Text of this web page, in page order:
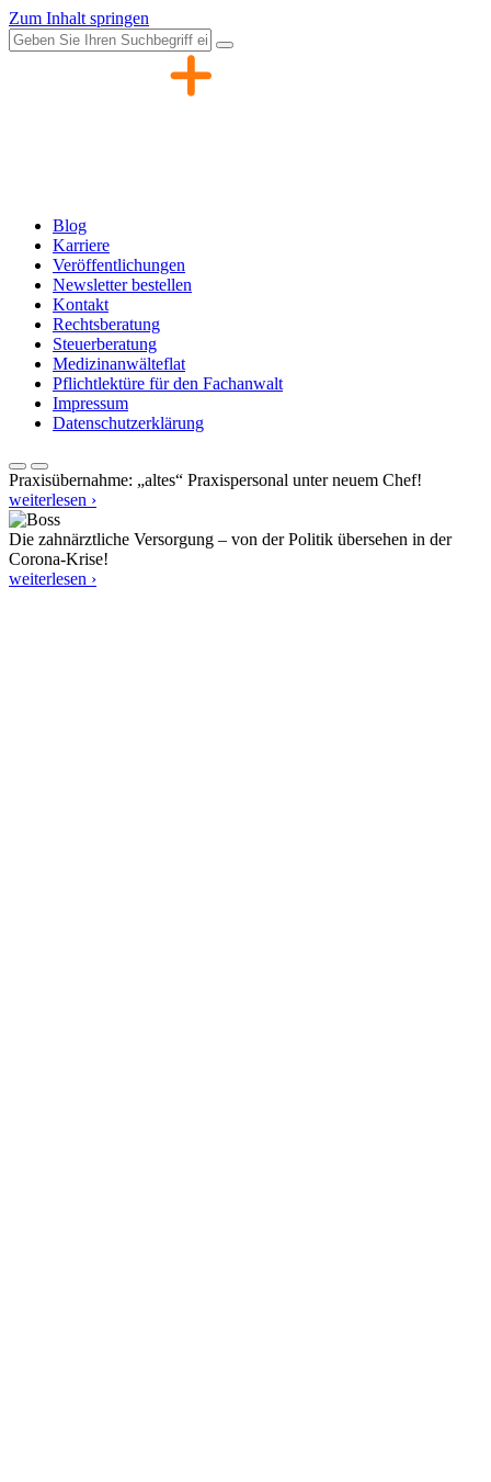
Zum Inhalt springen
Blog
Karriere
Veröffentlichungen
Newsletter bestellen
Kontakt
Rechtsberatung
Steuerberatung
Medizinanwälteflat
Pflichtlektüre für den Fachanwalt
Impressum
Datenschutzerklärung
Praxisübernahme: „altes“ Praxispersonal unter neuem Chef!
weiterlesen ›
Die zahnärztliche Versorgung – von der Politik übersehen in der
Corona-Krise!
weiterlesen ›